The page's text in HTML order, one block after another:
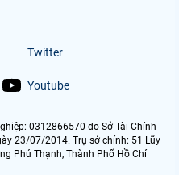
Twitter
Youtube
0312866570 do Sở Tài Chính
23/07/2014. Trụ sở chính: 51 Lũy
Phú Thạnh, Thành Phố Hồ Chí